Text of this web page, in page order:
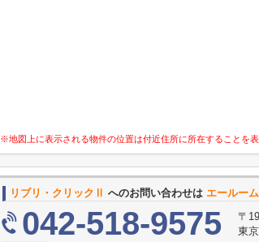
※地図上に表示される物件の位置は付近住所に所在することを
リブリ・クリックⅡ へのお問い合わせは エールー
042-518-9575
〒
東